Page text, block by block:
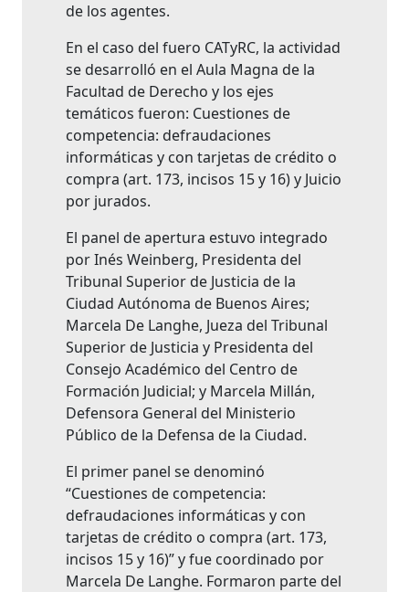
de los agentes.
En el caso del fuero CATyRC, la actividad
se desarrolló en el Aula Magna de la
Facultad de Derecho y los ejes
temáticos fueron: Cuestiones de
competencia: defraudaciones
informáticas y con tarjetas de crédito o
compra (art. 173, incisos 15 y 16) y Juicio
por jurados.
El panel de apertura estuvo integrado
por Inés Weinberg, Presidenta del
Tribunal Superior de Justicia de la
Ciudad Autónoma de Buenos Aires;
Marcela De Langhe, Jueza del Tribunal
Superior de Justicia y Presidenta del
Consejo Académico del Centro de
Formación Judicial; y Marcela Millán,
Defensora General del Ministerio
Público de la Defensa de la Ciudad.
El primer panel se denominó
“Cuestiones de competencia:
defraudaciones informáticas y con
tarjetas de crédito o compra (art. 173,
incisos 15 y 16)” y fue coordinado por
Marcela De Langhe. Formaron parte del